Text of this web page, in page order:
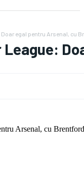
egal pentru Arsenal, cu
League: